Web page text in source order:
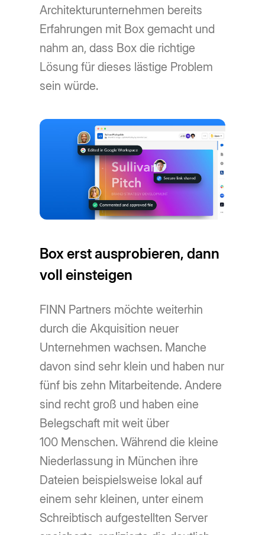
Architekturunternehmen bereits
Erfahrungen mit Box gemacht und
nahm an, dass Box die richtige
Lösung für dieses lästige Problem
sein würde.
Box erst ausprobieren, dann
voll einsteigen
FINN Partners möchte weiterhin
durch die Akquisition neuer
Unternehmen wachsen. Manche
davon sind sehr klein und haben nur
fünf bis zehn Mitarbeitende. Andere
sind recht groß und haben eine
Belegschaft mit weit über
100 Menschen. Während die kleine
Niederlassung in München ihre
Dateien beispielsweise lokal auf
einem sehr kleinen, unter einem
Schreibtisch aufgestellten Server